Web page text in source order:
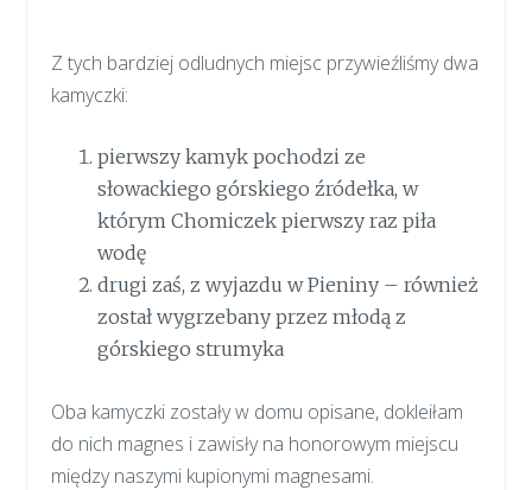
Z tych bardziej odludnych miejsc przywieźliśmy dwa
kamyczki:
pierwszy kamyk pochodzi ze
słowackiego górskiego źródełka, w
którym Chomiczek pierwszy raz piła
wodę
drugi zaś, z wyjazdu w Pieniny – również
został wygrzebany przez młodą z
górskiego strumyka
Oba kamyczki zostały w domu opisane, dokleiłam
do nich magnes i zawisły na honorowym miejscu
między naszymi kupionymi magnesami.